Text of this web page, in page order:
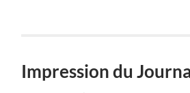
Impression du